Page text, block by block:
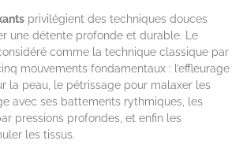
privilégient des techniques douces
une détente profonde et durable. Le
comme la technique classique par
mouvements fondamentaux : l’effleurage
la peau, le pétrissage pour malaxer les
avec ses battements rythmiques, les
pressions profondes, et enfin les
les tissus.